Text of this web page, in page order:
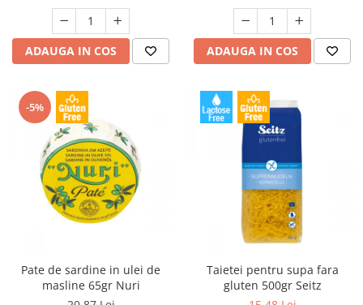
ADAUGA IN COS ADAUGA IN COS
-5%
Pate de sardine in ulei de
masline 65gr Nuri
Taietei pentru supa fara
gluten 500gr Seitz